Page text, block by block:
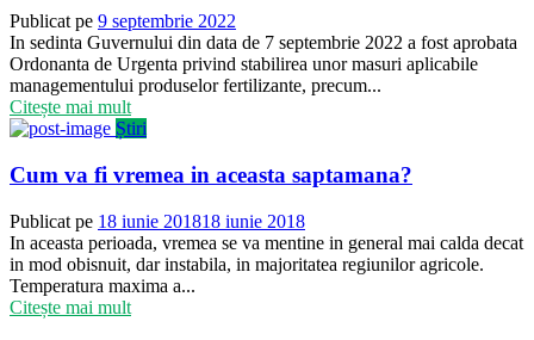
Publicat pe 9 septembrie 2022
In sedinta Guvernului din data de 7 septembrie 2022 a fost aprobata
Ordonanta de Urgenta privind stabilirea unor masuri aplicabile
managementului produselor fertilizante, precum...
Citește mai mult
Știri
Cum va fi vremea in aceasta saptamana?
Publicat pe 18 iunie 201818 iunie 2018
In aceasta perioada, vremea se va mentine in general mai calda decat
in mod obisnuit, dar instabila, in majoritatea regiunilor agricole.
Temperatura maxima a...
Citește mai mult